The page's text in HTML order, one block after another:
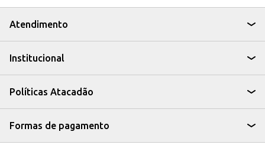
Atendimento
Institucional
Políticas Atacadão
Formas de pagamento